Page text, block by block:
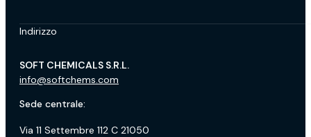
Indirizzo
SOFT CHEMICALS S.R.L.
info@softchems.com
Sede centrale:
Via 11 Settembre 112 C 21050